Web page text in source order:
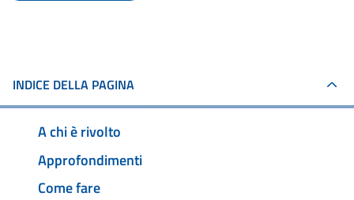
INDICE DELLA PAGINA
A chi è rivolto
Approfondimenti
Come fare